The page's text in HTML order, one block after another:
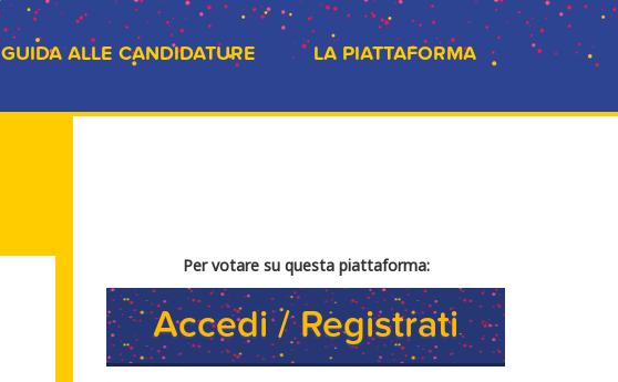
GUIDA ALLE CANDIDATURE LA PIATTAFORMA
Per votare su questa piattaforma:
Accedi / Registrati